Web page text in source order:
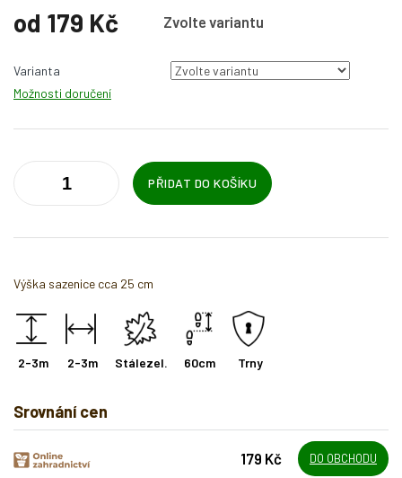
od 179 Kč Zvolte variantu
cena:
Varianta
Možnosti doručení
PŘIDAT DO KOŠÍKU
Výška sazenice cca 25 cm
2-3m 2-3m Stálezel. 60cm Trny
Srovnání cen
179 Kč DO OBCHODU